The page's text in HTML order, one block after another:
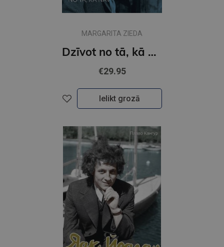
MARGARITA ZIEDA
Dzīvot no tā, kā nav. Kārlis Auškāps
€29.95
Ielikt grozā